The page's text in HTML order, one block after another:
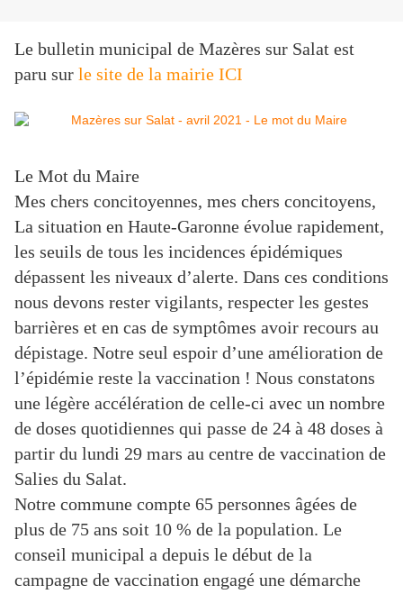
Le bulletin municipal de Mazères sur Salat est
paru sur le site de la mairie ICI
Le Mot du Maire
Mes chers concitoyennes, mes chers concitoyens,
La situation en Haute-Garonne évolue rapidement,
les seuils de tous les incidences épidémiques
dépassent les niveaux d’alerte. Dans ces conditions
nous devons rester vigilants, respecter les gestes
barrières et en cas de symptômes avoir recours au
dépistage. Notre seul espoir d’une amélioration de
l’épidémie reste la vaccination ! Nous constatons
une légère accélération de celle-ci avec un nombre
de doses quotidiennes qui passe de 24 à 48 doses à
partir du lundi 29 mars au centre de vaccination de
Salies du Salat.
Notre commune compte 65 personnes âgées de
plus de 75 ans soit 10 % de la population. Le
conseil municipal a depuis le début de la
campagne de vaccination engagé une démarche